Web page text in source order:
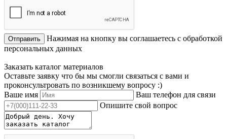
Отправить
Нажимая на кнопку вы соглашаетесь с обработкой
персональных данных
Заказать каталог материалов
Оставьте заявку что бы мы смогли связаться с вами и
проконсультровать по возникшему вопросу :)
Ваше имя
Ваш телефон для связи
Опишите свой вопрос